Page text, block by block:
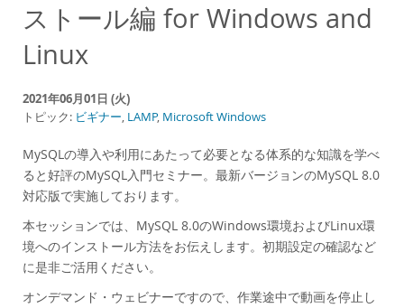
パートナー
お客様
ニュース & イベント
MySQL オンデマンド Web セミナー
イベント
MySQL Health Check
Customer Advisory Board
ニュースリリース
MySQLニュースレター
ストール編 for Windows and
Linux
2021年06月01日 (火)
トピック: ビギナー, LAMP, Microsoft Windows
MySQLの導入や利用にあたって必要となる体系的な知識を学べ
ると好評のMySQL入門セミナー。最新バージョンのMySQL 8.0
対応版で実施しております。
本セッションでは、MySQL 8.0のWindows環境およびLinux環
境へのインストール方法をお伝えします。初期設定の確認など
に是非ご活用ください。
オンデマンド・ウェビナーですので、作業途中で動画を停止し